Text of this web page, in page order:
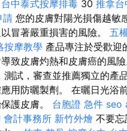
台中泰式按摩排毒 30 推拿台
請 您的皮膚對陽光損傷越敏
冒著嚴重損害的風險。 五
按摩教學 產品專注於受歡迎
致皮膚灼熱和皮膚癌的風
試，審查並推薦獨立的
用防曬製劑。 在曬日光浴
護皮膚。 台胞證 急件 seo
會計事務所 新竹外燴 不要